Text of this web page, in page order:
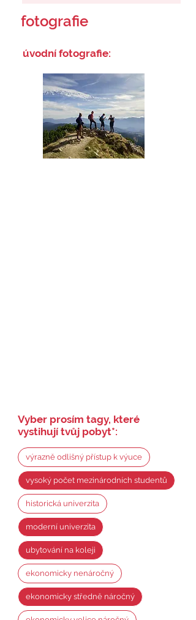
fotografie
úvodní fotografie:
Vyber prosím tagy, které
vystihují tvůj pobyt*:
výrazně odlišný přístup k výuce
vysoký počet mezinárodních studentů
historická univerzita
moderní univerzita
ubytování na koleji
ekonomicky nenáročný
ekonomicky středně náročný